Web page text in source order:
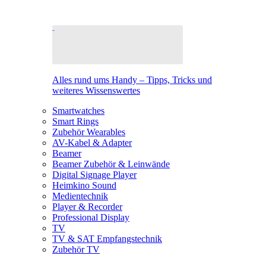
Alles rund ums Handy – Tipps, Tricks und
weiteres Wissenswertes
Smartwatches
Smart Rings
Zubehör Wearables
AV-Kabel & Adapter
Beamer
Beamer Zubehör & Leinwände
Digital Signage Player
Heimkino Sound
Medientechnik
Player & Recorder
Professional Display
TV
TV & SAT Empfangstechnik
Zubehör TV